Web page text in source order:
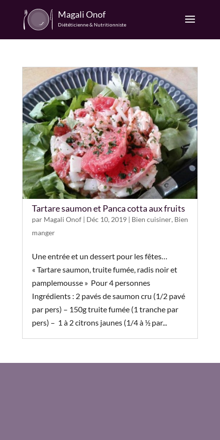
Magali Onof
Diététicienne & Nutritionniste
Tartare saumon et Panca cotta aux fruits
par Magali Onof| Déc 10, 2019| Bien cuisiner, Bien
manger
Une entrée et un dessert pour les fêtes…
« Tartare saumon, truite fumée, radis noir et
pamplemousse » Pour 4 personnes
Ingrédients : 2 pavés de saumon cru (1/2 pavé
par pers) – 150g truite fumée (1 tranche par
pers) – 1 à 2 citrons jaunes (1/4 à ½ par...